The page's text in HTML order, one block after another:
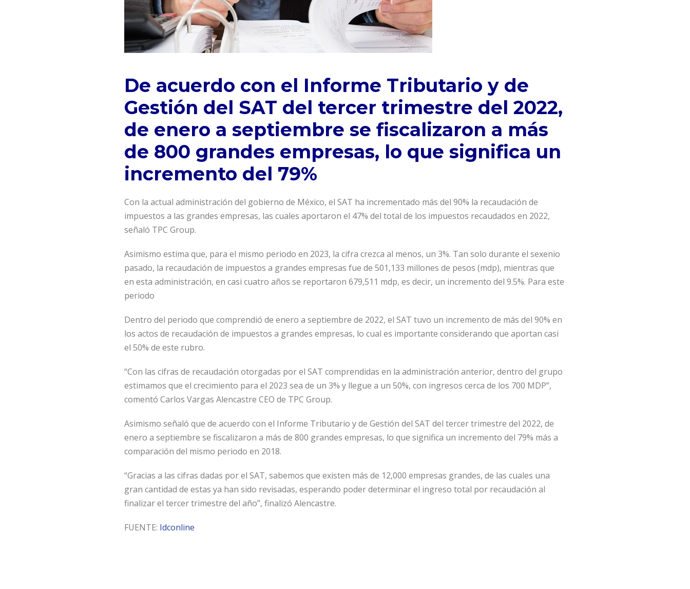
De acuerdo con el Informe Tributario y de
Gestión del SAT del tercer trimestre del 2022,
de enero a septiembre se fiscalizaron a más
de 800 grandes empresas, lo que significa un
incremento del 79%
Con la actual administración del gobierno de México, el SAT ha incrementado más del 90% la recaudación de
impuestos a las grandes empresas, las cuales aportaron el 47% del total de los impuestos recaudados en 2022,
señaló TPC Group.
Asimismo estima que, para el mismo periodo en 2023, la cifra crezca al menos, un 3%. Tan solo durante el sexenio
pasado, la recaudación de impuestos a grandes empresas fue de 501,133 millones de pesos (mdp), mientras que
en esta administración, en casi cuatro años se reportaron 679,511 mdp, es decir, un incremento del 9.5%. Para este
periodo
Dentro del periodo que comprendió de enero a septiembre de 2022, el SAT tuvo un incremento de más del 90% en
los actos de recaudación de impuestos a grandes empresas, lo cual es importante considerando que aportan casi
el 50% de este rubro.
“Con las cifras de recaudación otorgadas por el SAT comprendidas en la administración anterior, dentro del grupo
estimamos que el crecimiento para el 2023 sea de un 3% y llegue a un 50%, con ingresos cerca de los 700 MDP”,
comentó Carlos Vargas Alencastre CEO de TPC Group.
Asimismo señaló que de acuerdo con el Informe Tributario y de Gestión del SAT del tercer trimestre del 2022, de
enero a septiembre se fiscalizaron a más de 800 grandes empresas, lo que significa un incremento del 79% más a
comparación del mismo periodo en 2018.
“Gracias a las cifras dadas por el SAT, sabemos que existen más de 12,000 empresas grandes, de las cuales una
gran cantidad de estas ya han sido revisadas, esperando poder determinar el ingreso total por recaudación al
finalizar el tercer trimestre del año”, finalizó Alencastre.
FUENTE: Idconline